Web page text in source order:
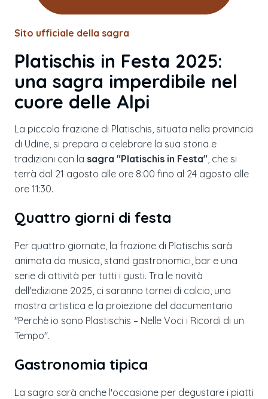
Sito ufficiale della sagra
Platischis in Festa 2025:
una sagra imperdibile nel
cuore delle Alpi
La piccola frazione di Platischis, situata nella provincia
di Udine, si prepara a celebrare la sua storia e
tradizioni con la sagra "Platischis in Festa", che si
terrà dal 21 agosto alle ore 8:00 fino al 24 agosto alle
ore 11:30.
Quattro giorni di festa
Per quattro giornate, la frazione di Platischis sarà
animata da musica, stand gastronomici, bar e una
serie di attività per tutti i gusti. Tra le novità
dell'edizione 2025, ci saranno tornei di calcio, una
mostra artistica e la proiezione del documentario
"Perchè io sono Plastischis – Nelle Voci i Ricordi di un
Tempo".
Gastronomia tipica
La sagra sarà anche l'occasione per degustare i piatti